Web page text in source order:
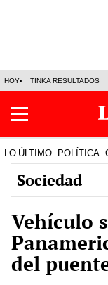
HOY TINKA RESULTADOS
LO ÚLTIMO POLÍTICA
Sociedad
Vehículo
del